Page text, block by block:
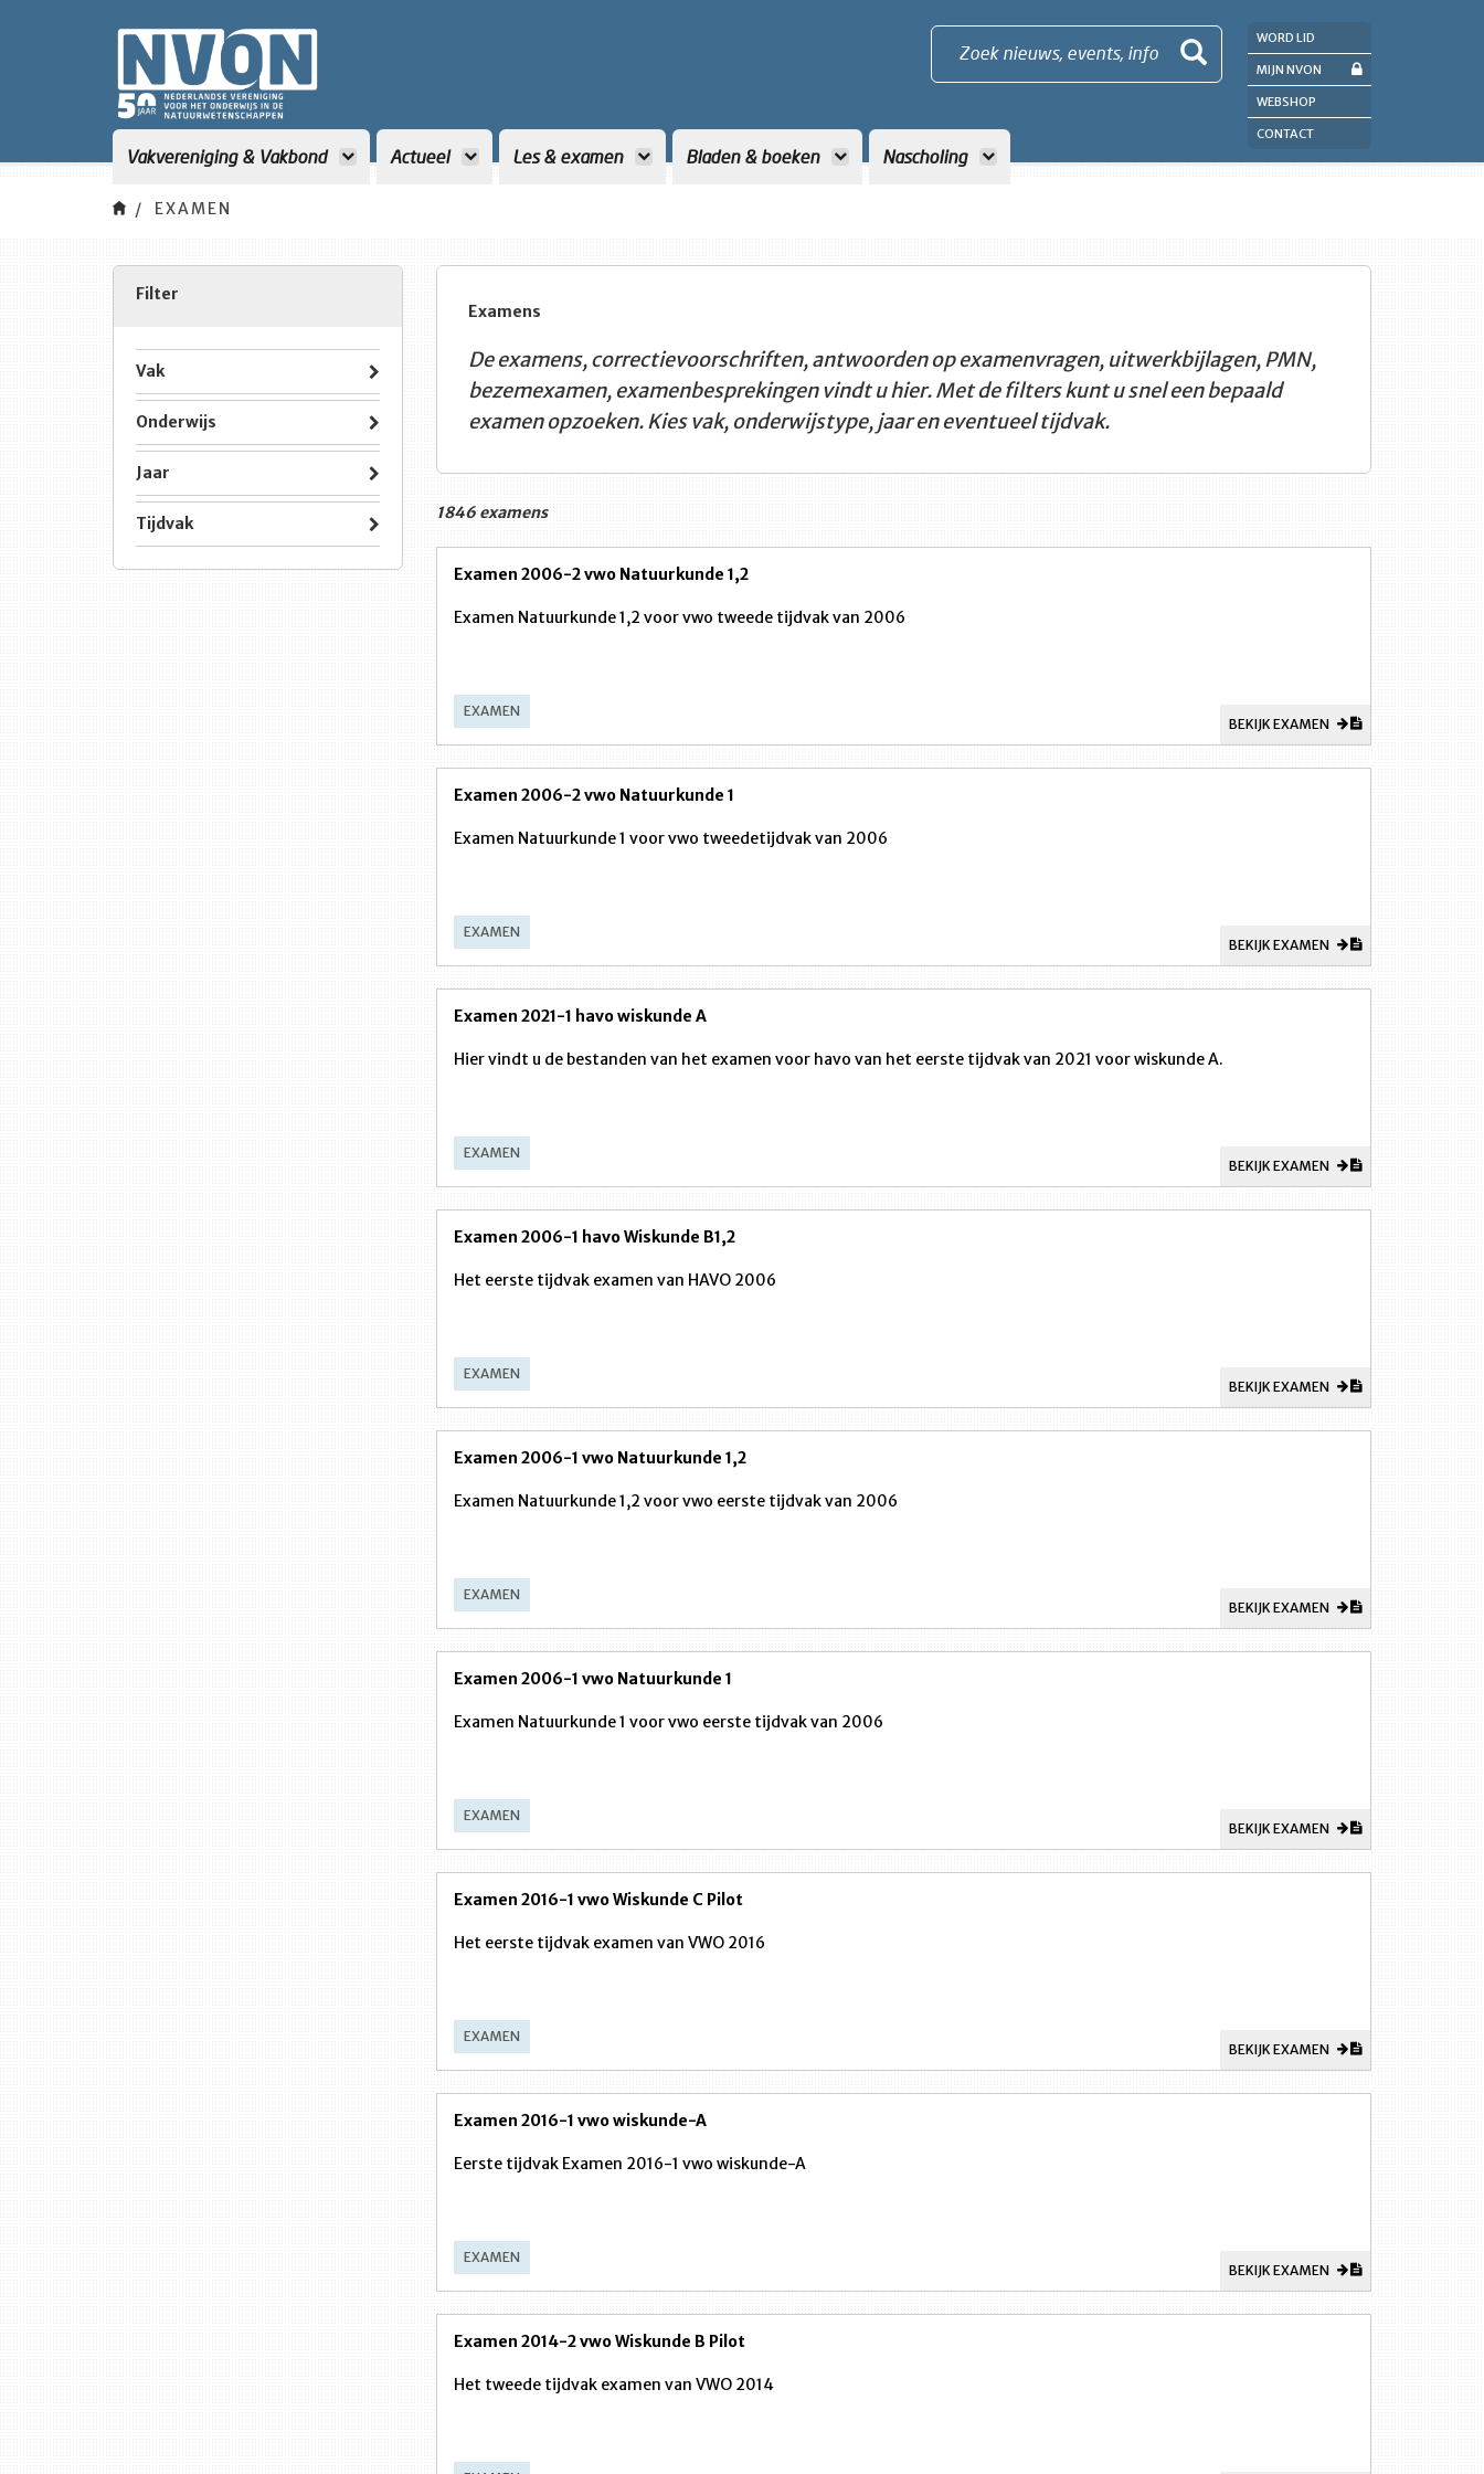
Zoek nieuws, events, info
Vakvereniging & Vakbond Actueel Les & examen Bladen & boeken Nascholing
WORD LID
MIJN NVON
WEBSHOP
CONTACT
EXAMEN
Filter
Vak
Onderwijs
Jaar
Tijdvak
Examens
De examens, correctievoorschriften, antwoorden op examenvragen, uitwerkbijlagen, PMN,
bezemexamen, examenbesprekingen vindt u hier. Met de filters kunt u snel een bepaald
examen opzoeken. Kies vak, onderwijstype, jaar en eventueel tijdvak.
1846 examens
Examen 2006-2 vwo Natuurkunde 1,2
Examen Natuurkunde 1,2 voor vwo tweede tijdvak van 2006
EXAMEN
BEKIJK EXAMEN
Examen 2006-2 vwo Natuurkunde 1
Examen Natuurkunde 1 voor vwo tweedetijdvak van 2006
EXAMEN
BEKIJK EXAMEN
Examen 2021-1 havo wiskunde A
Hier vindt u de bestanden van het examen voor havo van het eerste tijdvak van 2021 voor wiskunde A.
EXAMEN
BEKIJK EXAMEN
Examen 2006-1 havo Wiskunde B1,2
Het eerste tijdvak examen van HAVO 2006
EXAMEN
BEKIJK EXAMEN
Examen 2006-1 vwo Natuurkunde 1,2
Examen Natuurkunde 1,2 voor vwo eerste tijdvak van 2006
EXAMEN
BEKIJK EXAMEN
Examen 2006-1 vwo Natuurkunde 1
Examen Natuurkunde 1 voor vwo eerste tijdvak van 2006
EXAMEN
BEKIJK EXAMEN
Examen 2016-1 vwo Wiskunde C Pilot
Het eerste tijdvak examen van VWO 2016
EXAMEN
BEKIJK EXAMEN
Examen 2016-1 vwo wiskunde-A
Eerste tijdvak Examen 2016-1 vwo wiskunde-A
EXAMEN
BEKIJK EXAMEN
Examen 2014-2 vwo Wiskunde B Pilot
Het tweede tijdvak examen van VWO 2014